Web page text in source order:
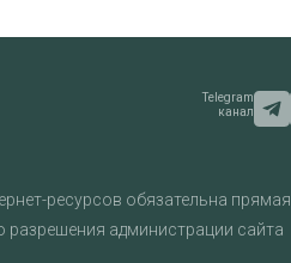
Telegram
канал
ресурсов обязательна прямая,
администрации сайта